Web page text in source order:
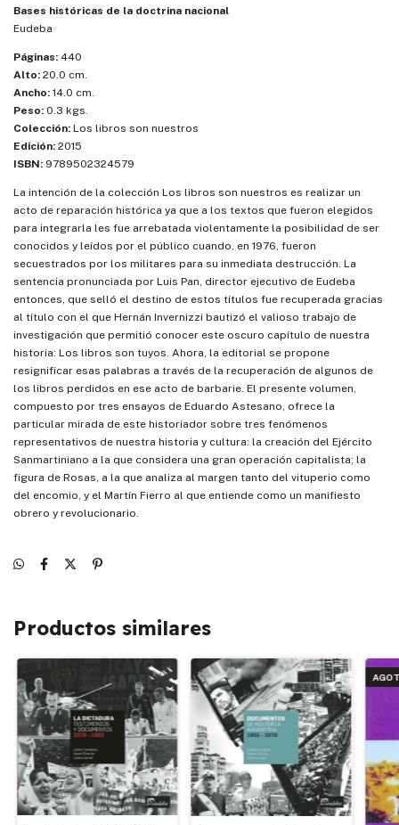
Bases históricas de la doctrina nacional
Eudeba
Páginas: 440
Alto: 20.0 cm.
Ancho: 14.0 cm.
Peso: 0.3 kgs.
Colección: Los libros son nuestros
Edición: 2015
ISBN: 9789502324579
La intención de la colección Los libros son nuestros es realizar un
acto de reparación histórica ya que a los textos que fueron elegidos
para integrarla les fue arrebatada violentamente la posibilidad de ser
conocidos y leídos por el público cuando, en 1976, fueron
secuestrados por los militares para su inmediata destrucción. La
sentencia pronunciada por Luis Pan, director ejecutivo de Eudeba
entonces, que selló el destino de estos títulos fue recuperada gracias
al título con el que Hernán Invernizzi bautizó el valioso trabajo de
investigación que permitió conocer este oscuro capítulo de nuestra
historia: Los libros son tuyos. Ahora, la editorial se propone
resignificar esas palabras a través de la recuperación de algunos de
los libros perdidos en ese acto de barbarie. El presente volumen,
compuesto por tres ensayos de Eduardo Astesano, ofrece la
particular mirada de este historiador sobre tres fenómenos
representativos de nuestra historia y cultura: la creación del Ejército
Sanmartiniano a la que considera una gran operación capitalista; la
figura de Rosas, a la que analiza al margen tanto del vituperio como
del encomio, y el Martín Fierro al que entiende como un manifiesto
obrero y revolucionario.
Productos similares